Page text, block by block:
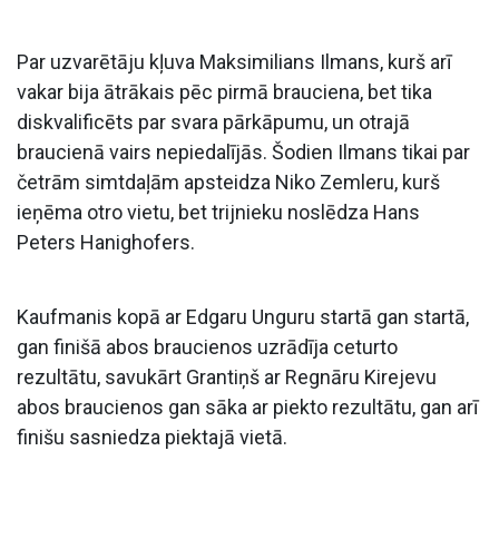
Par uzvarētāju kļuva Maksimilians Ilmans, kurš arī
vakar bija ātrākais pēc pirmā brauciena, bet tika
diskvalificēts par svara pārkāpumu, un otrajā
braucienā vairs nepiedalījās. Šodien Ilmans tikai par
četrām simtdaļām apsteidza Niko Zemleru, kurš
ieņēma otro vietu, bet trijnieku noslēdza Hans
Peters Hanighofers.
Kaufmanis kopā ar Edgaru Unguru startā gan startā,
gan finišā abos braucienos uzrādīja ceturto
rezultātu, savukārt Grantiņš ar Regnāru Kirejevu
abos braucienos gan sāka ar piekto rezultātu, gan arī
finišu sasniedza piektajā vietā.